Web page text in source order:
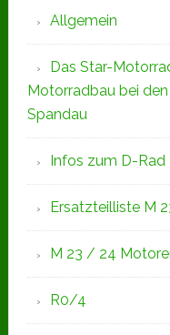
Allgemein
Das Star-
Motorradbau bei
Spandau
Infos zum D-
Ersatzteilliste M
M 23 / 24
R0/4